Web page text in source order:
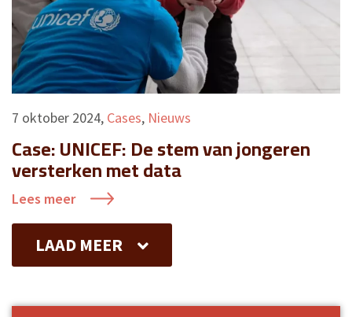
7 oktober 2024, Cases, Nieuws
Case: UNICEF: De stem van jongeren
versterken met data
Lees meer
LAAD MEER